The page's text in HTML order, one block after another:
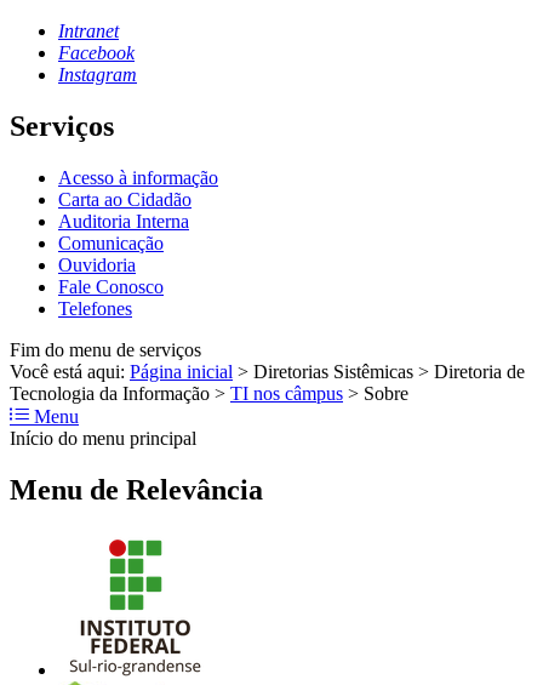
Intranet
Facebook
Instagram
Serviços
Acesso à informação
Carta ao Cidadão
Auditoria Interna
Comunicação
Ouvidoria
Fale Conosco
Telefones
Fim do menu de serviços
Você está aqui: Página inicial > Diretorias Sistêmicas > Diretoria de
Tecnologia da Informação > TI nos câmpus > Sobre
Menu
Início do menu principal
Menu de Relevância